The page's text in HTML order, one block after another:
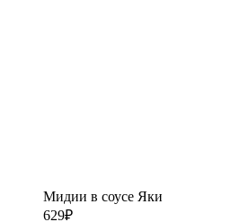
Мидии в соусе Яки
629₽